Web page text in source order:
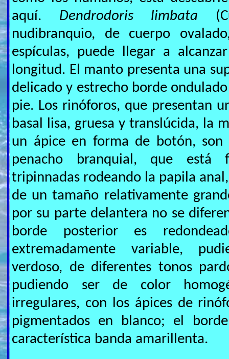
aquí. Dendrodoris limbata
nudibranquio, de cuerpo
espículas, puede llegar a
longitud. El manto presenta una
delicado y estrecho borde
pie. Los rinóforos, que presentan
basal lisa, gruesa y translúcida, la
un ápice en forma de botón, son
penacho branquial, que
tripinnadas rodeando la papila
de un tamaño relativamente
por su parte delantera no se
borde posterior es
extremadamente variable,
verdoso, de diferentes tonos
pudiendo ser de color
irregulares, con los ápices de
pigmentados en blanco; el
característica banda amarillenta.